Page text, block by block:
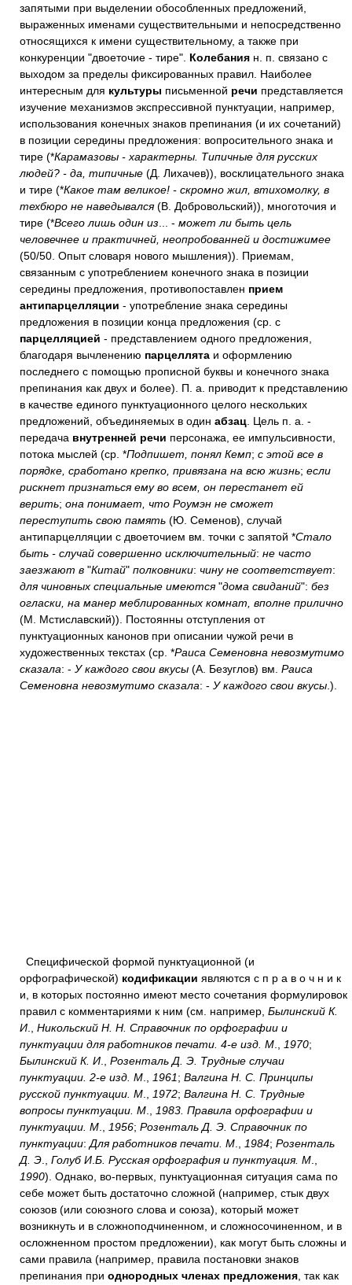
запятыми при выделении обособленных предложений,
выраженных именами существительными и непосредственно
относящихся к имени существительному, а также при
конкуренции "двоеточие - тире". Колебания н. п. связано с
выходом за пределы фиксированных правил. Наиболее
интересным для культуры письменной речи представляется
изучение механизмов экспрессивной пунктуации, например,
использования конечных знаков препинания (и их сочетаний)
в позиции середины предложения: вопросительного знака и
тире (*Карамазовы - характерны. Типичные для русских
людей? - да, типичные (Д. Лихачев)), восклицательного знака
и тире (*Какое там великое! - скромно жил, втихомолку, в
техбюро не наведывался(В. Добровольский)), многоточия и
тире (*Всего лишь один из ... - может ли быть цель
человечнее и практичней, неопробованней и достижимее
(50/50. Опыт словаря нового мышления)). Приемам,
связанным с употреблением конечного знака в позиции
середины предложения, противопоставлен прием
антипарцелляции - употребление знака середины
предложения в позиции конца предложения (ср. с
парцелляцией - представлением одного предложения,
благодаря вычленению парцеллята и оформлению
последнего с помощью прописной буквы и конечного знака
препинания как двух и более). П. а. приводит к представлению
в качестве единого пунктуационного целого нескольких
предложений, объединяемых в один абзац . Цель п. а. -
передача внутренней речи персонажа, ее импульсивности,
потока мыслей (ср. *Подпишет, понял Кемп; с этой все в
порядке, сработано крепко, привязана на всю жизнь; если
рискнет признаться ему во всем, он перестанет ей
верить; она понимает, что Роумэн не сможет
переступить свою память (Ю. Семенов), случай
антипарцелляции с двоеточием вм. точки с запятой *Стало
быть - случай совершенно исключительный: не часто
заезжают в "Китай" полковники: чину не соответствует:
для чиновных специальные имеются"дома свиданий": без
огласки, на манер меблированных комнат, вполне прилично
(М. Мстиславский)). Постоянны отступления от
пунктуационных канонов при описании чужой речи в
художественных текстах (ср. *Раиса Семеновна невозмутимо
сказала: - У каждого свои вкусы (А. Безуглов) вм. Раиса
Семеновна невозмутимо сказала: - У каждого свои вкусы .).
Специфической формой пунктуационной (и
орфографической) кодификации являются с п р а в о ч н и к
и, в которых постоянно имеют место сочетания формулировок
правил с комментариями к ним (см. например, Былинский К.
И
Никольский Н. Н. Справочник по орфографии и
пунктуации для работников печати. 4-е изд. М
1970;
Былинский К. И
Розенталь Д. Э. Трудные случаи
пунктуации. 2-е изд. М
1961; Валгина Н. С. Принципы
русской пунктуации. М
1972; Валгина Н. С. Трудные
вопросы пунктуации. М
1983. Правила орфографии и
пунктуации. М
1956; Розенталь Д. Э. Справочник по
пунктуации: Для работников печати. М 1984; Розенталь
Д. Э
Голуб И Б. Русская орфография и пунктуация. М
1990). Однако, во-первых, пунктуационная ситуация сама по
себе может быть достаточно сложной (например, стык двух
союзов (или союзного слова и союза), который может
возникнуть и в сложноподчиненном, и сложносочиненном, и в
осложненном простом предложении), как могут быть сложны и
сами правила (например, правила постановки знаков
препинания при однородных членах предложения , так как